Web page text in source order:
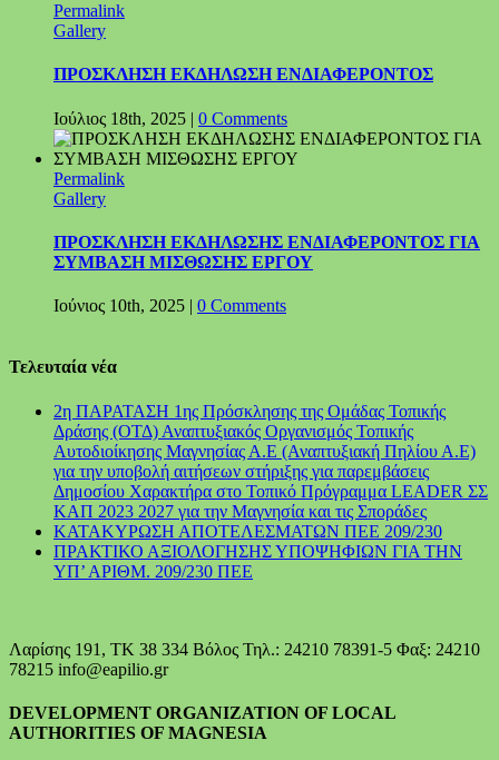
Permalink
Gallery
ΠΡΟΣΚΛΗΣΗ ΕΚΔΗΛΩΣΗ ΕΝΔΙΑΦΕΡΟΝΤΟΣ
Ιούλιος 18th, 2025 | 0 Comments
Permalink
Gallery
ΠΡΟΣΚΛΗΣΗ ΕΚΔΗΛΩΣΗΣ ΕΝΔΙΑΦΕΡΟΝΤΟΣ ΓΙΑ
ΣΥΜΒΑΣΗ ΜΙΣΘΩΣΗΣ ΕΡΓΟΥ
Ιούνιος 10th, 2025 | 0 Comments
Τελευταία νέα
2η ΠΑΡΑΤΑΣΗ 1ης Πρόσκλησης της Ομάδας Τοπικής
Δράσης (ΟΤΔ) Αναπτυξιακός Οργανισμός Τοπικής
Αυτοδιοίκησης Μαγνησίας Α.Ε (Αναπτυξιακή Πηλίου Α.Ε)
για την υποβολή αιτήσεων στήριξης για παρεμβάσεις
Δημοσίου Χαρακτήρα στο Τοπικό Πρόγραμμα LEADER ΣΣ
ΚΑΠ 2023 2027 για την Μαγνησία και τις Σποράδες
ΚΑΤΑΚΥΡΩΣΗ ΑΠΟΤΕΛΕΣΜΑΤΩΝ ΠΕΕ 209/230
ΠΡΑΚΤΙΚΟ ΑΞΙΟΛΟΓΗΣΗΣ ΥΠΟΨΗΦΙΩΝ ΓΙΑ ΤΗΝ
ΥΠ’ ΑΡΙΘΜ. 209/230 ΠΕΕ
Λαρίσης 191, ΤΚ 38 334 Βόλος Τηλ.: 24210 78391-5 Φαξ: 24210
78215 info@eapilio.gr
DEVELOPMENT ORGANIZATION OF LOCAL
AUTHORITIES OF MAGNESIA